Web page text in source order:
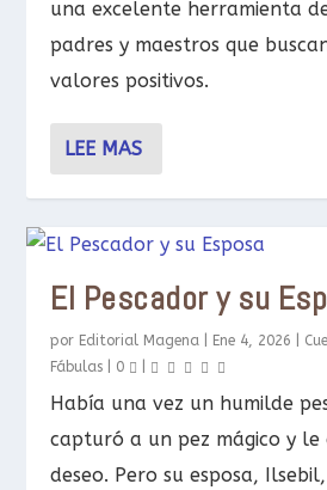
una excelente herramienta
padres y maestros que
valores positivos.
LEE MAS
El Pescador y su
por Editorial Magena Ene 4, 2026
Fábulas
0
Había una vez un humilde
capturó a un pez mágico y le
deseo. Pero su esposa,